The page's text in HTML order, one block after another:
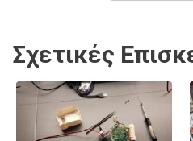
Σχετικές